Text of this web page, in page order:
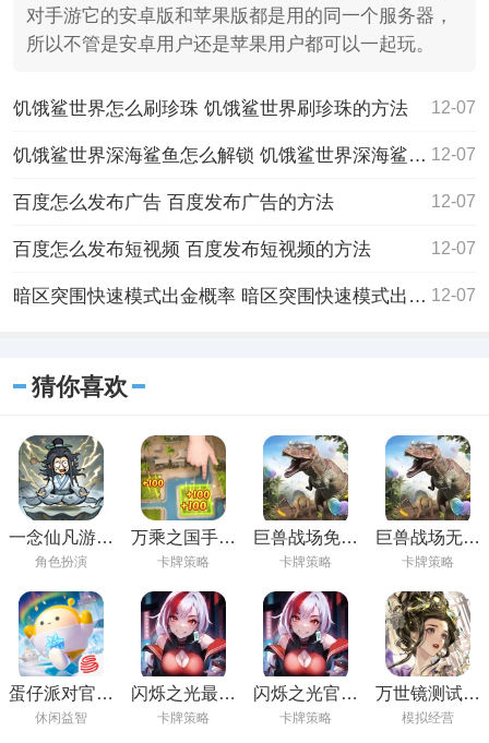
对手游它的安卓版和苹果版都是用的同一个服务器，
所以不管是安卓用户还是苹果用户都可以一起玩。
饥饿鲨世界怎么刷珍珠 饥饿鲨世界刷珍珠的方法 12-07
饥饿鲨世界深海鲨鱼怎么解锁 饥饿鲨世界深海鲨鱼解锁的方法 12-07
百度怎么发布广告 百度发布广告的方法 12-07
百度怎么发布短视频 百度发布短视频的方法 12-07
暗区突围快速模式出金概率 暗区突围快速模式出金概率详情 12-07
猜你喜欢
一念仙凡游戏
下载
角色扮演
万乘之国手游
免费下载
卡牌策略
巨兽战场免费
内购版下载
卡牌策略
巨兽战场无限
资源版下载
卡牌策略
蛋仔派对官方
下载最新版
休闲益智
闪烁之光最新
版本下载
卡牌策略
闪烁之光官方
版下载
卡牌策略
万世镜测试服
下载
模拟经营